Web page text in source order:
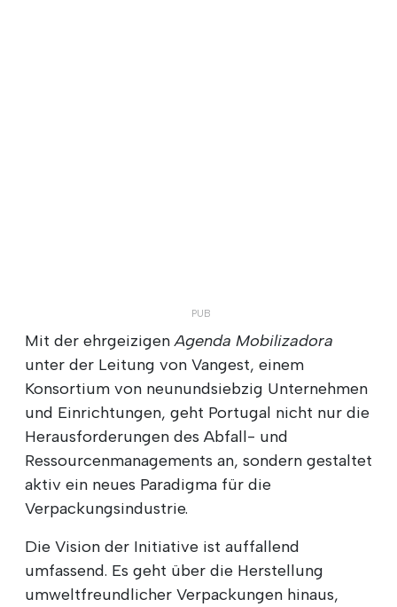
Mit der ehrgeizigenAgenda Mobilizadora
unter der Leitung von Vangest, einem
Konsortium von neunundsiebzig Unternehmen
und Einrichtungen, geht Portugal nicht nur die
Herausforderungen des Abfall- und
Ressourcenmanagements an, sondern gestaltet
aktiv ein neues Paradigma für die
Verpackungsindustrie.
Die Vision der Initiative ist auffallend
umfassend. Es geht über die Herstellung
umweltfreundlicher Verpackungen hinaus,